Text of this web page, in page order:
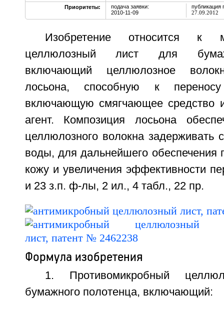
Приоритеты:
подача заявки:
2010-11-09
публикация
27.09.2012
Изобретение относится к
целлюлозный лист для
включающий целлюлозное
лосьона, способную к
включающую смягчающее средство
агент. Композиция лосьона
целлюлозного волокна задерживать
воды, для дальнейшего обеспечения
кожу и увеличения эффективности
и 23 з.п. ф-лы, 2 ил., 4 табл., 22 пр.
Формула изобретения
1. Противомикробный
бумажного полотенца, включающий: